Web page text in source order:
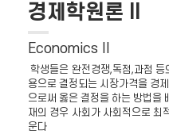
경제학원론 II
Economics II
학생들은 완전경쟁,독점,과점
용으로 결정되는 시장가격을 경
으로써 옳은 결정을 하는 방법을
재의 경우 사회가 사회적으로 최
운다